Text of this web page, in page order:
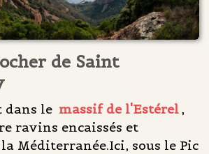
de Saint
dans le massif de l'Estérel,
ravins encaissés et
Méditerranée.Ici, sous le Pic